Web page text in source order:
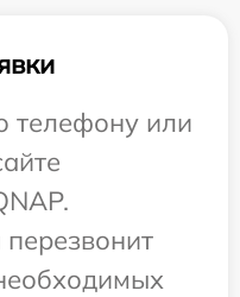
телефону или